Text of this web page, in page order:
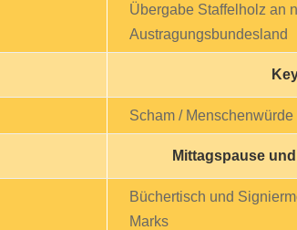
Übergabe Staffelholz an
Austragungsbundesland
Scham / Menschenwürde
Mittagspause
Büchertisch und
Marks